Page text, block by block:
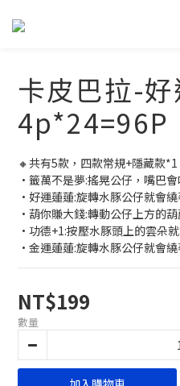
卡皮巴拉-
4p*24=96P
🔸共有5款，四款常規+隱藏款*1
•籤萬不是夢:搖晃公仔，嘴巴
•好運蓮蓮:旋轉水豚公仔就會
•葫你賺大錢:轉動公仔上方的
•功德+1:按壓水豚頭上的雲朵
•金運蓮蓮:旋轉水豚公仔就會
NT$199
數量